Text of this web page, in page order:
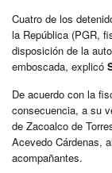
Cuatro de los
la República (PGR,
disposición de la
emboscada, explicó
De acuerdo con la
consecuencia, a su
de Zacoalco de
Acevedo Cárdenas,
acompañantes.